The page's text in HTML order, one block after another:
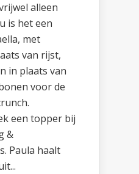
alleen
is het een
met
van rijst,
in plaats van
voor de
een topper bij
&
Paula haalt